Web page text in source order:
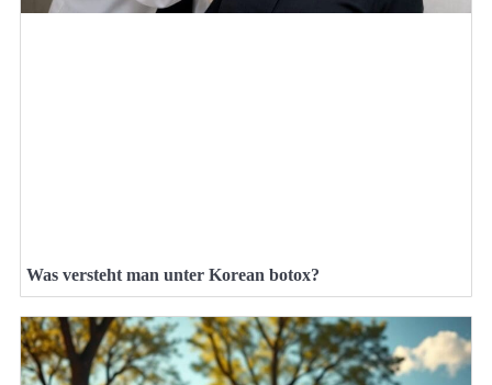
Was versteht man unter Korean botox?